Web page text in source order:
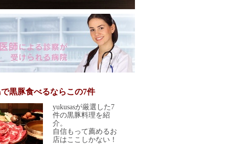
黒豚食べるならこの7件
yukusasが厳選した7
件の黒豚料理を紹
介。
自信もって薦めるお
店はここしかない！